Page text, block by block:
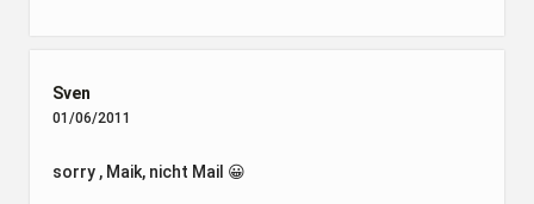
Sven
01/06/2011
sorry , Maik, nicht Mail 😀